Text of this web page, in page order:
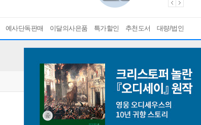
예사단독판매 이달의사은품 특가할인 추천도서 대량/법인